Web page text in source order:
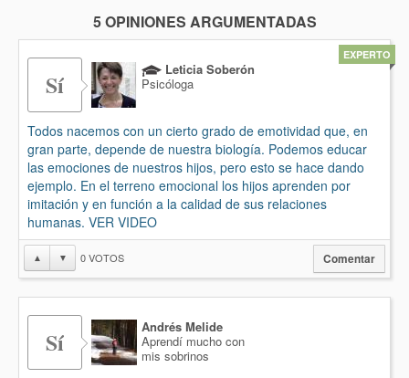
5 OPINIONES ARGUMENTADAS
Sí
Leticia Soberón
Psicóloga
Todos nacemos con un cierto grado de emotividad que, en
gran parte, depende de nuestra biología. Podemos educar
las emociones de nuestros hijos, pero esto se hace dando
ejemplo. En el terreno emocional los hijos aprenden por
imitación y en función a la calidad de sus relaciones
humanas. VER VIDEO
EXPERTO
▲ ▼ 0VOTOS Comentar
Sí
Andrés Melide
Aprendí mucho con
mis sobrinos